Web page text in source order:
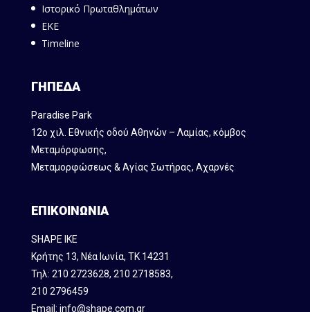
Ιστορικό Πρωταθλημάτων
ΕΚΕ
Timeline
ΓΗΠΕΔΑ
Paradise Park
12ο χιλ. Εθνικής οδού Αθηνών – Λαμίας, κόμβος
Mεταμόρφωσης,
Μεταμορφώσεως & Αγίας Σωτήρας, Αχαρνές
ΕΠΙΚΟΙΝΩΝΙΑ
SHAPE IKE
Κρήτης 13, Νέα Ιωνία, ΤΚ 14231
Τηλ: 210 2723628, 210 2718583,
210 2796459
Email: info@shape.com.gr